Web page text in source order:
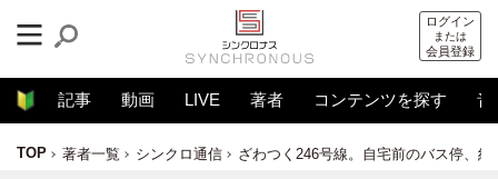
ログイン
または
会員登録
記事 動画 LIVE 著者 コンテンツを探す 音
TOP 著者一覧 シンクロ通信 ざわつく246号線。自宅前のバス停、